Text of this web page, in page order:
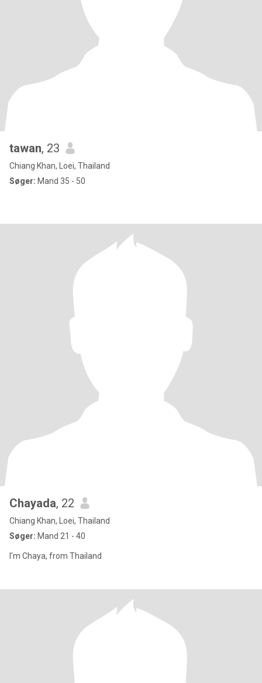
tawan, 23
Chiang Khan, Loei, Thailand
Søger: Mand 35 - 50
Chayada, 22
Chiang Khan, Loei, Thailand
Søger: Mand 21 - 40
I'm Chaya, from Thailand